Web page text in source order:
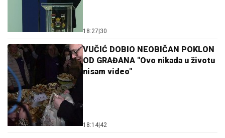
18:27|30
VUČIĆ DOBIO NEOBIČAN POKLON
OD GRAĐANA "Ovo nikada u životu
nisam video"
18:14|42